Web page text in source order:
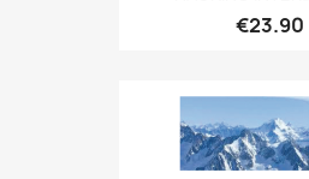
€23.90